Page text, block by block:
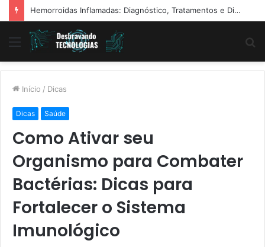
Hemorroidas Inflamadas: Diagnóstico, Tratamentos e Dicas Reais de Especialistas
Menu
Início / Dicas
Dicas Saúde
Como Ativar seu
Organismo para Combater
Bactérias: Dicas para
Fortalecer o Sistema
Imunológico